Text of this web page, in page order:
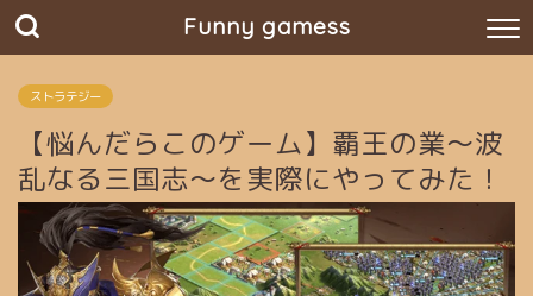
Funny gamess
ストラテジー
【悩んだらこのゲーム】覇王の業～波
乱なる三国志～を実際にやってみた！